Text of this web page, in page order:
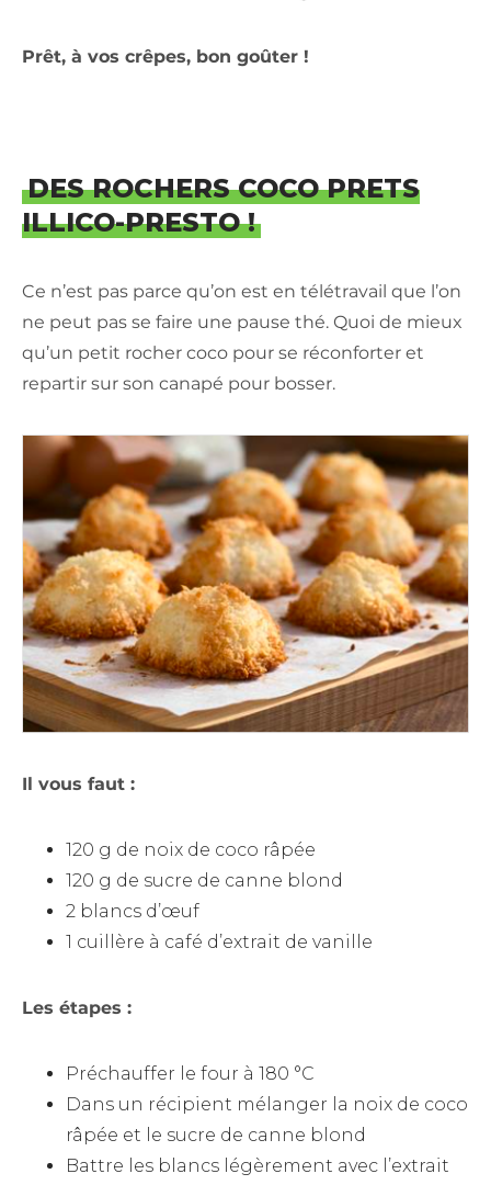
Prêt, à vos crêpes, bon goûter !
DES ROCHERS COCO PRETS
ILLICO-PRESTO !
Ce n’est pas parce qu’on est en télétravail que l’on
ne peut pas se faire une pause thé. Quoi de mieux
qu’un petit rocher coco pour se réconforter et
repartir sur son canapé pour bosser.
Il vous faut :
120 g de noix de coco râpée
120 g de sucre de canne blond
2 blancs d’œuf
1 cuillère à café d’extrait de vanille
Les étapes :
Préchauffer le four à 180 °C
Dans un récipient mélanger la noix de coco
râpée et le sucre de canne blond
Battre les blancs légèrement avec l’extrait